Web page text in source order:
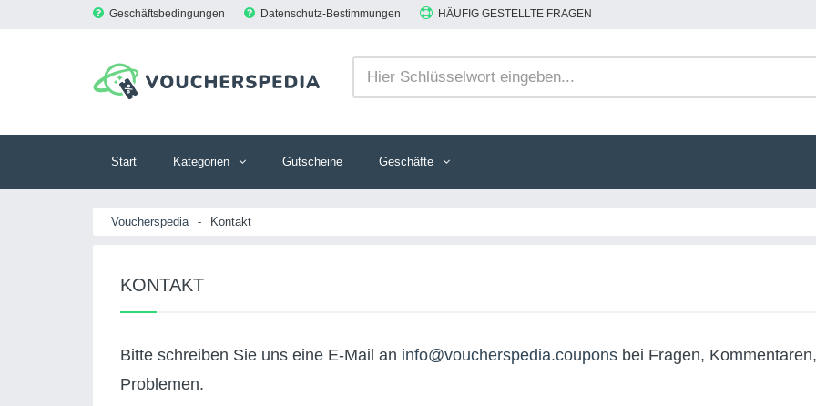
Geschäftsbedingungen Datenschutz-Bestimmungen HÄUFIG GESTELLTE FRAGEN
Start Kategorien Gutscheine Geschäfte
Voucherspedia - Kontakt
KONTAKT
Bitte schreiben Sie uns eine E-Mail an info@voucherspedia.coupons bei Fragen,
Problemen.